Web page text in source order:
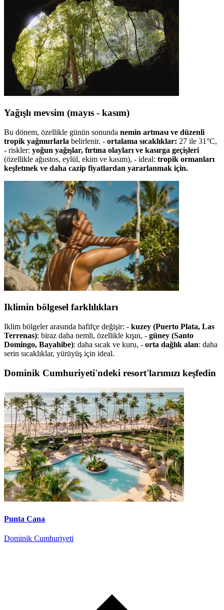
Yağışlı mevsim (mayıs - kasım)
Bu dönem, özellikle günün sonunda nemin artması ve düzenli
tropik yağmurlarla belirlenir. - ortalama sıcaklıklar: 27 ile 31°C,
- riskler: yoğun yağışlar, fırtına olayları ve kasırga geçişleri
(özellikle ağustos, eylül, ekim ve kasım), - ideal: tropik ormanları
keşfetmek ve daha cazip fiyatlardan yararlanmak için.
Iklimin bölgesel farklılıkları
Iklim bölgeler arasında hafifçe değişir: - kuzey (Puerto Plata, Las
Terrenas): biraz daha nemli, özellikle kışın, - güney (Santo
Domingo, Bayahibe): daha sıcak ve kuru, - orta dağlık alan: daha
serin sıcaklıklar, yürüyüş için ideal.
Dominik Cumhuriyeti'ndeki resort'larımızı keşfedin
Punta Cana
Dominik Cumhuriyeti